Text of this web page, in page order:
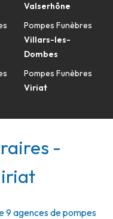
Valserhône
Pompes Funèbres
Villars-les-
Dombes
Pompes Funèbres
Viriat
-
9 agences de pompes